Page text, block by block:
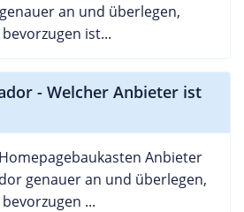
an und überlegen,
ist...
- Welcher Anbieter ist
Anbieter
genauer an und überlegen,
...